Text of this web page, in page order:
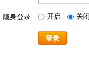
隐身登录 开启 关闭
登录